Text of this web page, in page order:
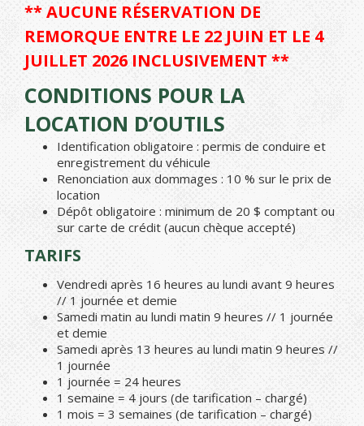
** AUCUNE RÉSERVATION DE
REMORQUE ENTRE LE 22 JUIN ET LE 4
JUILLET 2026 INCLUSIVEMENT **
CONDITIONS POUR LA
LOCATION D’OUTILS
Identification obligatoire : permis de conduire et
enregistrement du véhicule
Renonciation aux dommages : 10 % sur le prix de
location
Dépôt obligatoire : minimum de 20 $ comptant ou
sur carte de crédit (aucun chèque accepté)
TARIFS
Vendredi après 16 heures au lundi avant 9 heures
// 1 journée et demie
Samedi matin au lundi matin 9 heures // 1 journée
et demie
Samedi après 13 heures au lundi matin 9 heures //
1 journée
1 journée = 24 heures
1 semaine = 4 jours (de tarification – chargé)
1 mois = 3 semaines (de tarification – chargé)